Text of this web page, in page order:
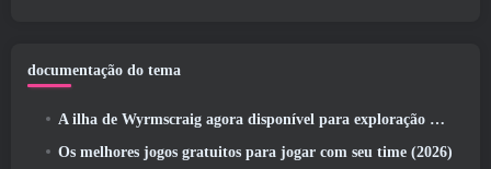
documentação do tema
A ilha de Wyrmscraig agora disponível para exploração no RuneScape da velha escola
Os melhores jogos gratuitos para jogar com seu time (2026)